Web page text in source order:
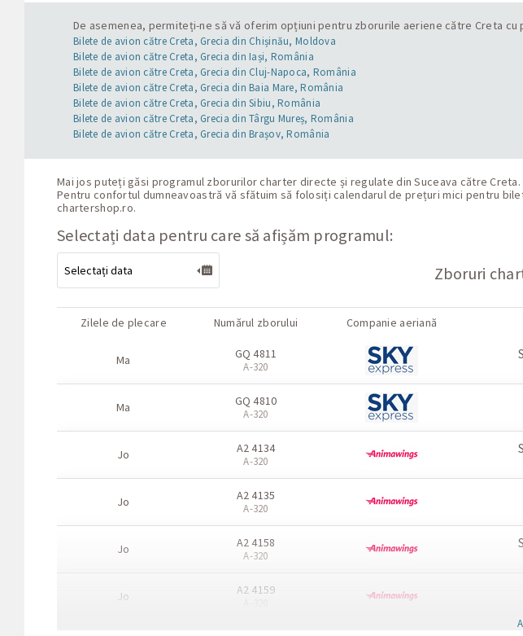
De asemenea, permiteți-ne să vă oferim opțiuni pentru zborurile aeriene către Creta
Bilete de avion către Creta, Grecia din Chișinău, Moldova
Bilete de avion către Creta, Grecia din Iași, România
Bilete de avion către Creta, Grecia din Cluj-Napoca, România
Bilete de avion către Creta, Grecia din Baia Mare, România
Bilete de avion către Creta, Grecia din Sibiu, România
Bilete de avion către Creta, Grecia din Târgu Mureș, România
Bilete de avion către Creta, Grecia din Brașov, România
Mai jos puteți găsi programul zborurilor charter directe și regulate din Suceava către Creta.
Pentru confortul dumneavoastră vă sfătuim să folosiți calendarul de prețuri mici pentru
chartershop.ro.
Selectați data pentru care să afișăm programul:
Zboruri
Zilele de plecare Numărul zborului Companie aeriană
Ma GQ 4811
A-320
Ma GQ 4810
A-320
Jo A2 4134
A-320
Jo A2 4135
A-320
Jo A2 4158
A-320
Jo A2 4159